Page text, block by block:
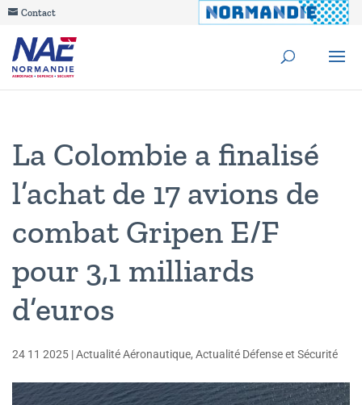
Contact
La Colombie a finalisé
l’achat de 17 avions de
combat Gripen E/F
pour 3,1 milliards
d’euros
24 11 2025 |Actualité Aéronautique, Actualité Défense et Sécurité